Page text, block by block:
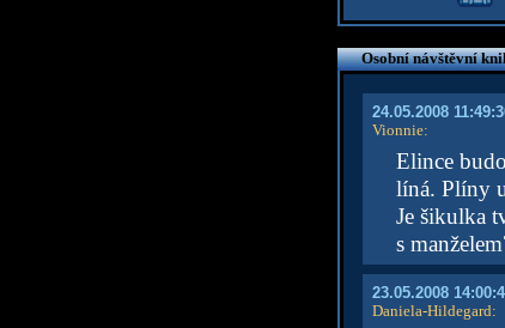
Osobní návštěvní
24.05.2008
Vionnie:
Elince
líná. Plíny
Je šikulka
s
23.05.2008
Daniela-Hildegard: